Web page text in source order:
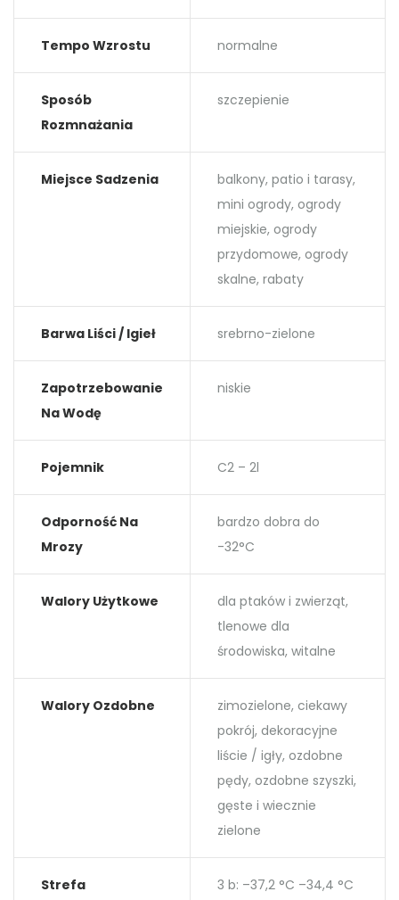
Tempo Wzrostu normalne
Sposób
Rozmnażania
szczepienie
Miejsce Sadzenia
balkony, patio i tarasy,
mini ogrody, ogrody
miejskie, ogrody
przydomowe, ogrody
skalne, rabaty
Barwa Liści / Igieł srebrno-zielone
Zapotrzebowanie
Na Wodę
niskie
Pojemnik C2 – 2l
Odporność Na
Mrozy
bardzo dobra do
-32°C
Walory Użytkowe
dla ptaków i zwierząt,
tlenowe dla
środowiska, witalne
Walory Ozdobne
zimozielone, ciekawy
pokrój, dekoracyjne
liście / igły, ozdobne
pędy, ozdobne szyszki,
gęste i wiecznie
zielone
Strefa
3 b: –37,2 °C –34,4 °C